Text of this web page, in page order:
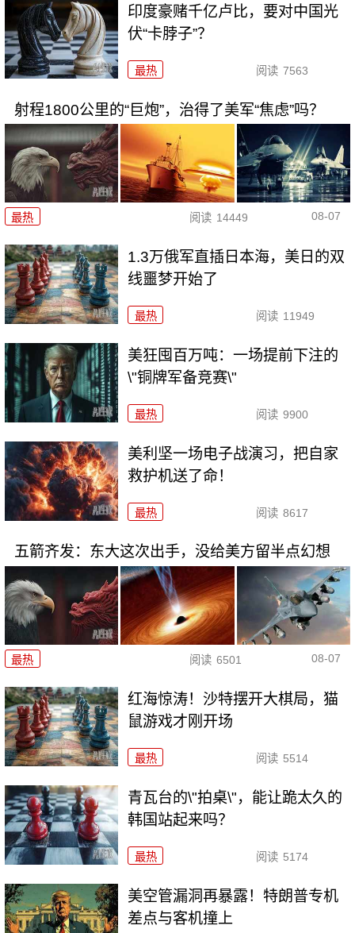
印度豪赌千亿卢比，要对中国光
伏“卡脖子”？
最热 阅读 7563
射程1800公里的“巨炮”，治得了美军“焦虑”吗？
最热 阅读 14449 08-07
1.3万俄军直插日本海，美日的双
线噩梦开始了
最热 阅读 11949
美狂囤百万吨：一场提前下注的
\"铜牌军备竞赛\"
最热 阅读 9900
美利坚一场电子战演习，把自家
救护机送了命！
最热 阅读 8617
五箭齐发：东大这次出手，没给美方留半点幻想
最热 阅读 6501 08-07
红海惊涛！沙特摆开大棋局，猫
鼠游戏才刚开场
最热 阅读 5514
青瓦台的\"拍桌\"，能让跪太久的
韩国站起来吗？
最热 阅读 5174
美空管漏洞再暴露！特朗普专机
差点与客机撞上